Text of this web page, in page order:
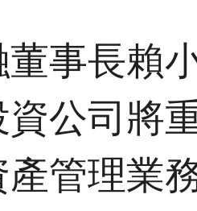
董事長賴
公司將
產管理業